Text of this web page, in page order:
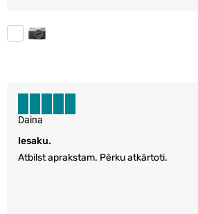
Iesaku.
Atbilst aprakstam. Pērku atkārtoti.
Daina